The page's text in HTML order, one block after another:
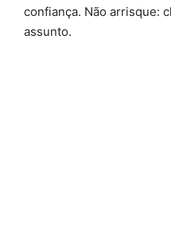
confiança. Não arrisque:
assunto.